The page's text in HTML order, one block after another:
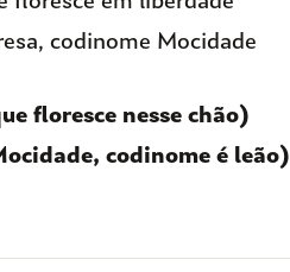
codinome Mocidade
floresce nesse chão)
codinome é leão)